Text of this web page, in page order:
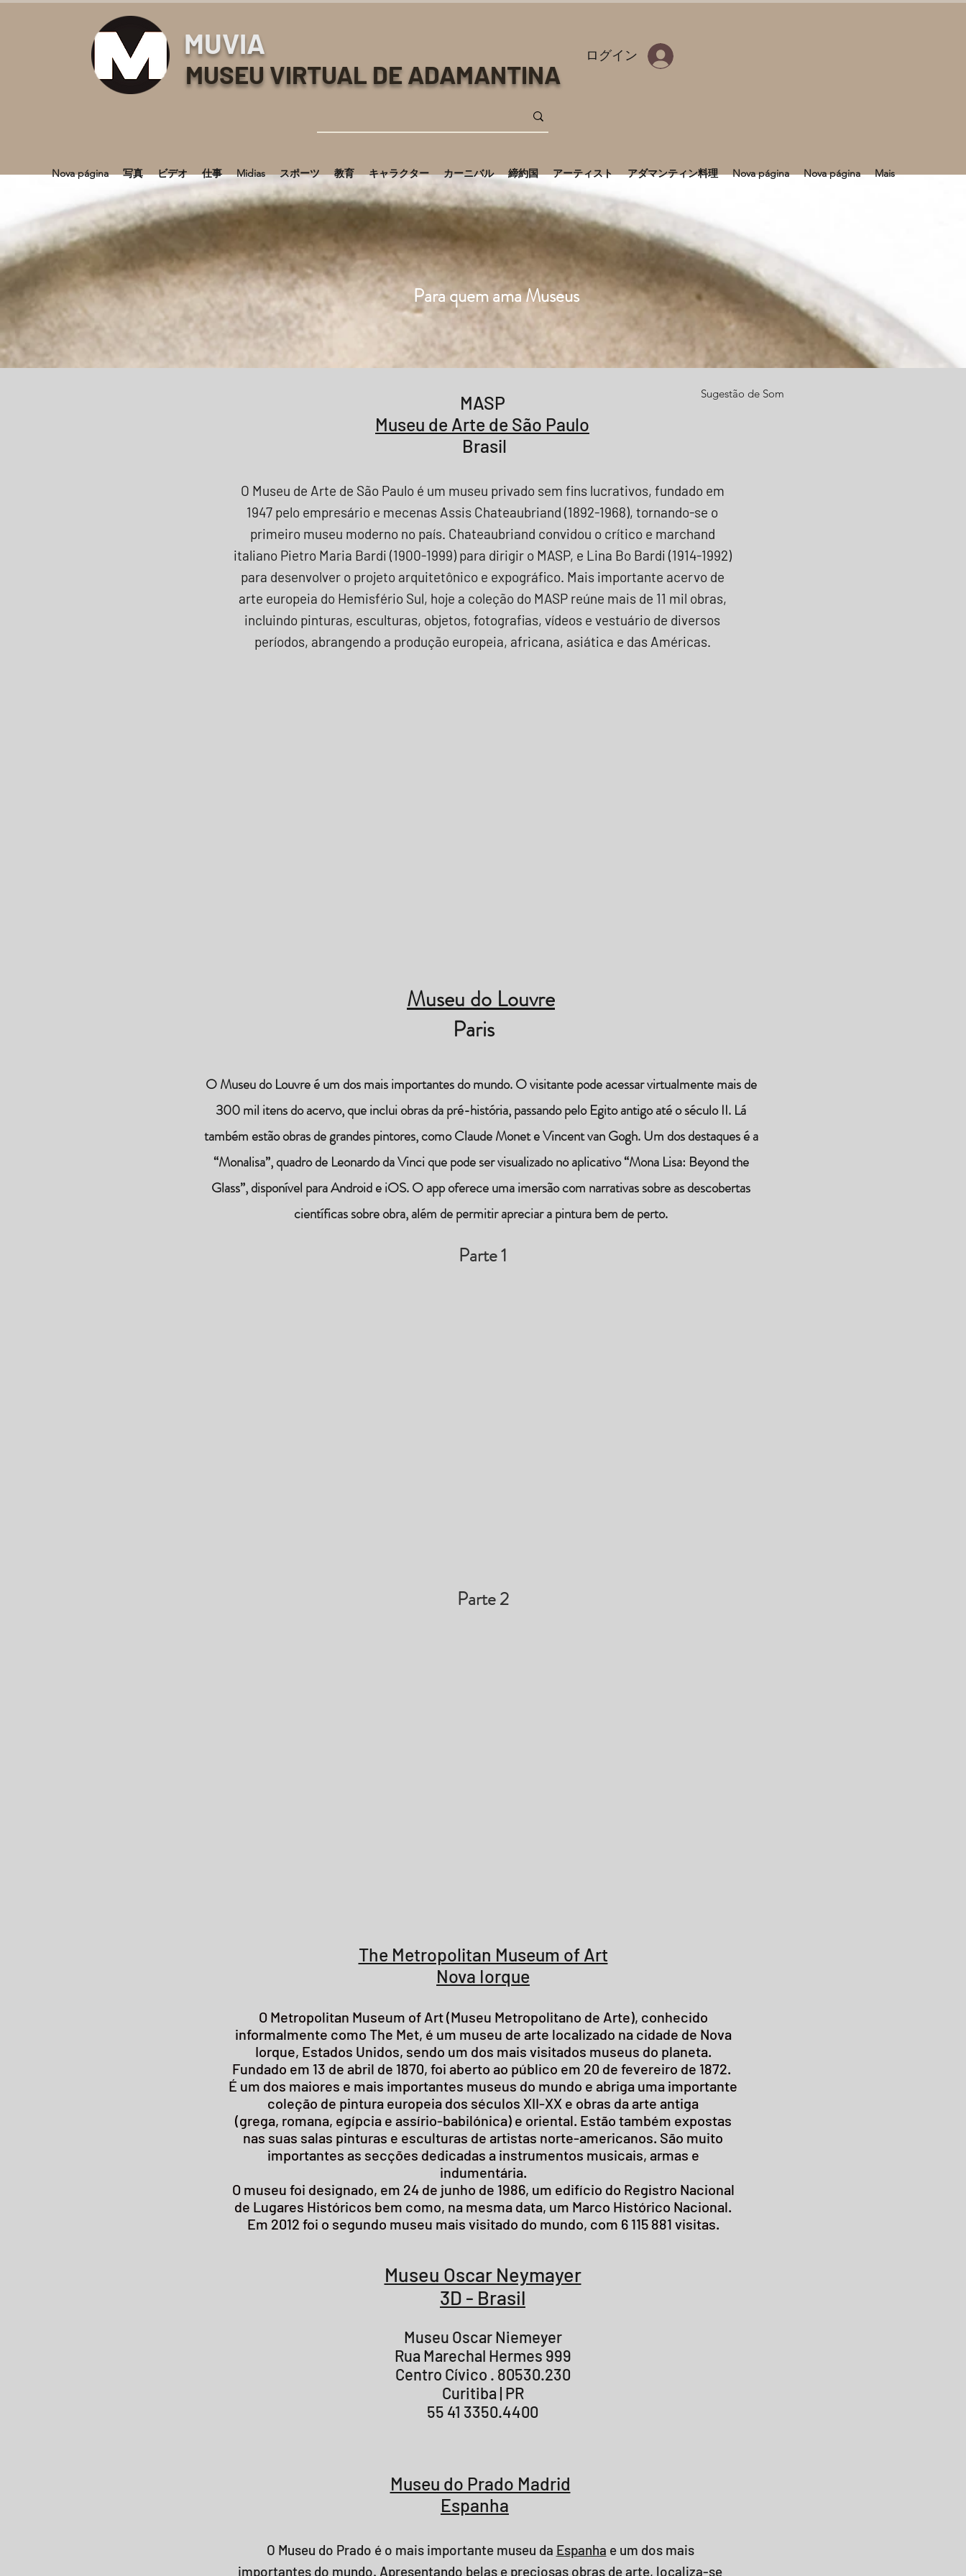
MUSEU VIRTUAL DE ADAMANTINA
ログイン
MUVIA
Nova página 写真 ビデオ 仕事 Midias スポーツ 教育 キャラクター カーニバル 締約国 アーティスト アダマンティン料理 Nova página Nova página Mais
Para quem ama Museus
MASP
Museu de Arte de São Paulo
Brasil
O Museu de Arte de São Paulo é um museu privado sem fins lucrativos, fundado em
1947 pelo empresário e mecenas Assis Chateaubriand (1892-1968), tornando-se o
primeiro museu moderno no país. Chateaubriand convidou o crítico e marchand
italiano Pietro Maria Bardi (1900-1999) para dirigir o MASP, e Lina Bo Bardi (1914-1992)
para desenvolver o projeto arquitetônico e expográfico. Mais importante acervo de
arte europeia do Hemisfério Sul, hoje a coleção do MASP reúne mais de 11 mil obras,
incluindo pinturas, esculturas, objetos, fotografias, vídeos e vestuário de diversos
períodos, abrangendo a produção europeia, africana, asiática e das Américas.
Sugestão de Som
Museu do Louvre
Paris
O Museu do Louvre é um dos mais importantes do mundo. O visitante pode acessar virtualmente mais de
300 mil itens do acervo, que inclui obras da pré-história, passando pelo Egito antigo até o século II. Lá
também estão obras de grandes pintores, como Claude Monet e Vincent van Gogh. Um dos destaques é a
“Monalisa”, quadro de Leonardo da Vinci que pode ser visualizado no aplicativo “Mona Lisa: Beyond the
Glass”, disponível para Android e iOS. O app oferece uma imersão com narrativas sobre as descobertas
científicas sobre obra, além de permitir apreciar a pintura bem de perto.
Parte 1
Parte 2
The Metropolitan Museum of Art
Nova Iorque
O Metropolitan Museum of Art (Museu Metropolitano de Arte), conhecido
informalmente como The Met, é um museu de arte localizado na cidade de Nova
Iorque, Estados Unidos, sendo um dos mais visitados museus do planeta.
Fundado em 13 de abril de 1870, foi aberto ao público em 20 de fevereiro de 1872.
É um dos maiores e mais importantes museus do mundo e abriga uma importante
coleção de pintura europeia dos séculos XII-XX e obras da arte antiga
(grega, romana, egípciae assírio-babilónica) e oriental. Estão também expostas
nas suas salas pinturas e esculturas de artistas norte-americanos. São muito
importantes as secções dedicadas a instrumentos musicais, armas e
indumentária.
O museu foi designado, em 24 de junho de 1986, um edifício do Registro Nacional
de Lugares Históricos bem como, na mesma data, um Marco Histórico Nacional.
Em 2012 foi o segundo museu mais visitado do mundo, com 6 115 881 visitas.
Museu Oscar Neymayer
3D - Brasil
Museu Oscar Niemeyer
Rua Marechal Hermes 999
Centro Cívico . 80530.230
Curitiba | PR
55 41 3350.4400
Museu do Prado Madrid
Espanha
O Museu do Prado é o mais importante museu da Espanha e um dos mais
importantes do mundo. Apresentando belas e preciosas obras de arte, localiza-se